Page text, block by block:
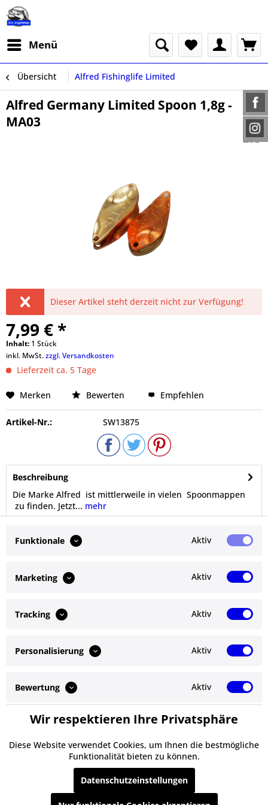
Menü
Übersicht Alfred Fishinglife Limited
Alfred Germany Limited Spoon 1,8g -
MA03
Dieser Artikel steht derzeit nicht zur Verfügung!
7,99 € *
Inhalt: 1 Stück
inkl. MwSt.zzgl. Versandkosten
Lieferzeit ca. 5 Tage
Merken Bewerten Empfehlen
Artikel-Nr.: SW13875
Beschreibung
Die Marke Alfred ist mittlerweile in vielen Spoonmappen
zu finden. Jetzt... mehr
Bewertungen
0
Ähnliche Artikel
Kunden kauften auch
Service Hotline
Shop Service
Informationen
* Alle Preise inkl. gesetzl. Mehrwertsteuer zzgl.Versandkosten
Nachnahmegebühren, wenn nicht anders beschrieben
Funktionale Aktiv
Marketing Aktiv
Tracking Aktiv
Personalisierung Aktiv
Bewertung Aktiv
Service Aktiv
Wir respektieren Ihre Privatsphäre
Diese Website verwendet Cookies, um Ihnen die bestmögliche
Funktionalität bieten zu können.
Datenschutzeinstellungen